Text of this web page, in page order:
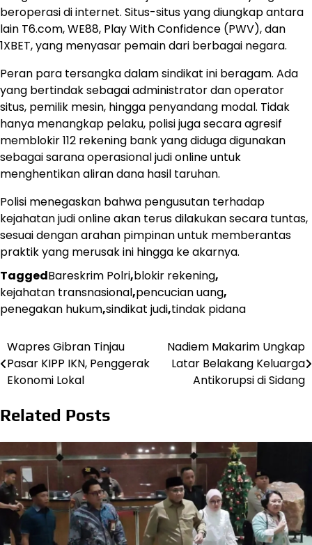
beroperasi di internet. Situs-situs yang diungkap antara
lain T6.com, WE88, Play With Confidence (PWV), dan
1XBET, yang menyasar pemain dari berbagai negara.
Peran para tersangka dalam sindikat ini beragam. Ada
yang bertindak sebagai administrator dan operator
situs, pemilik mesin, hingga penyandang modal. Tidak
hanya menangkap pelaku, polisi juga secara agresif
memblokir 112 rekening bank yang diduga digunakan
sebagai sarana operasional judi online untuk
menghentikan aliran dana hasil taruhan.
Polisi menegaskan bahwa pengusutan terhadap
kejahatan judi online akan terus dilakukan secara tuntas,
sesuai dengan arahan pimpinan untuk memberantas
praktik yang merusak ini hingga ke akarnya.
TaggedBareskrim Polri,blokir rekening,
kejahatan transnasional,pencucian uang,
penegakan hukum,sindikat judi,tindak pidana
Post
navigation
Wapres Gibran Tinjau
Pasar KIPP IKN, Penggerak
Ekonomi Lokal
Nadiem Makarim Ungkap
Latar Belakang Keluarga
Antikorupsi di Sidang
Related Posts